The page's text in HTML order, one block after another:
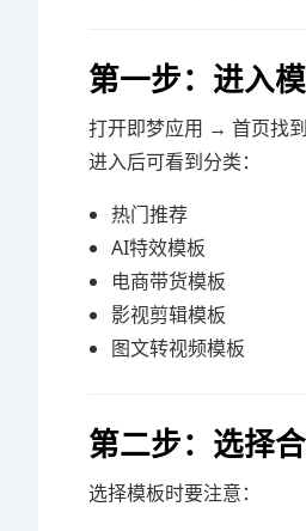
第一步：进入
打开即梦应用 → 首页找
进入后可看到分类：
热门推荐
AI特效模板
电商带货模板
影视剪辑模板
图文转视频模板
第二步：选择
选择模板时要注意：